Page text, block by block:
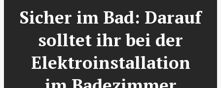
Sicher im Bad: Darauf
solltet ihr bei der
Elektroinstallation